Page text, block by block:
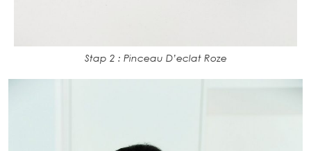
Stap 2 : Pinceau D’eclat Roze